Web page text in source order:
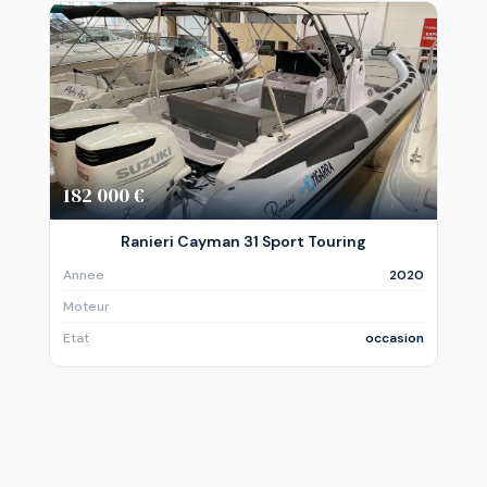
182 000 €
Ranieri Cayman 31 Sport Touring
Annee
2020
Moteur
Etat
occasion